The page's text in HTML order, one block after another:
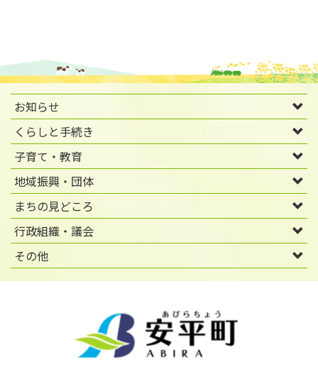
お知らせ
くらしと手続き
子育て・教育
地域振興・団体
まちの見どころ
行政組織・議会
その他